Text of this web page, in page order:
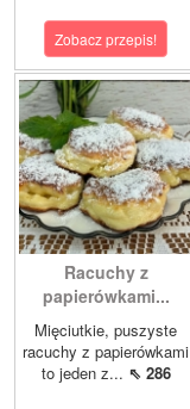
Zobacz przepis!
Racuchy z
papierówkami...
Mięciutkie, puszyste
racuchy z papierówkami
to jeden z... ⇖ 286